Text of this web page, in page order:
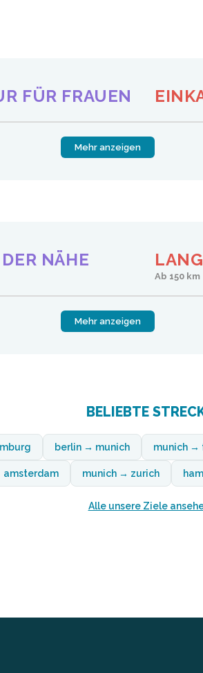
FÜR FRAUEN
Mehr anzeigen
NÄHE
Mehr anzeigen
Ab 150 km
BELIEBTE
berlin → munich munich →
munich → zurich
Alle unsere Ziele